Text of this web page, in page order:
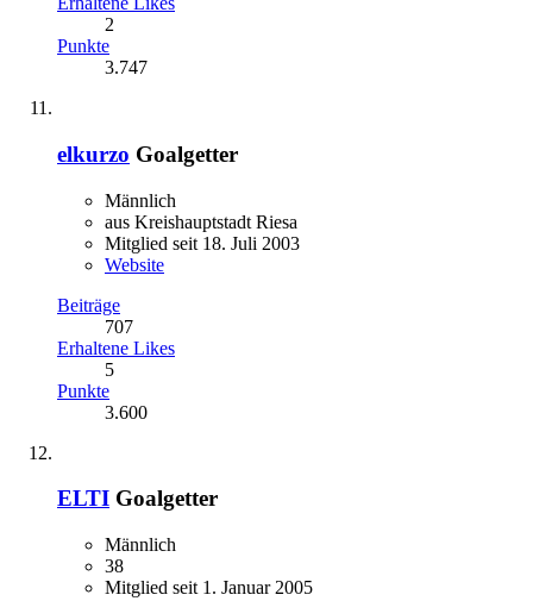
2
Punkte
3.747
elkurzo Goalgetter
Männlich
aus Kreishauptstadt Riesa
Mitglied seit 18. Juli 2003
Website
Beiträge
707
Erhaltene Likes
5
Punkte
3.600
ELTI Goalgetter
Männlich
38
Mitglied seit 1. Januar 2005